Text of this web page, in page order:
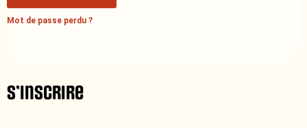
Mot de passe perdu ?
S’inscrire